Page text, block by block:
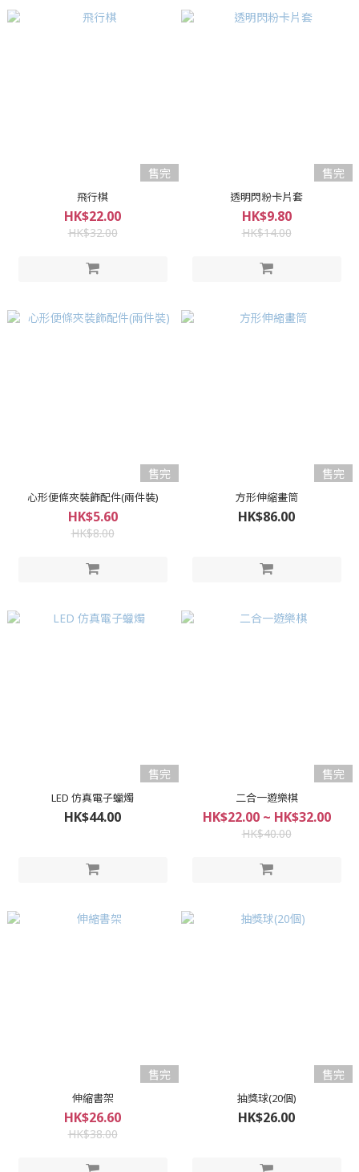
售完
飛行棋
HK$22.00
HK$32.00
售完
透明閃粉卡片套
HK$9.80
HK$14.00
售完
心形便條夾裝飾配件(兩件裝)
HK$5.60
HK$8.00
售完
方形伸縮畫筒
HK$86.00
售完
LED 仿真電子蠟燭
HK$44.00
售完
二合一遊樂棋
HK$22.00 ~ HK$32.00
HK$40.00
售完
伸縮書架
HK$26.60
HK$38.00
售完
抽獎球(20個)
HK$26.00